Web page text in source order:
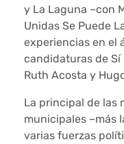
r
a
y
a
e
y La Laguna –con
Unidas Se Puede
experiencias en el
candidaturas de Sí
Ruth Acosta y
La principal de las
municipales –más
varias fuerzas